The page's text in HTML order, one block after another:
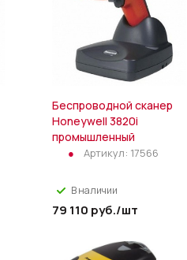
Беспроводной сканер
Honeywell 3820i
промышленный
Артикул: 17566
В наличии
79 110 руб./шт